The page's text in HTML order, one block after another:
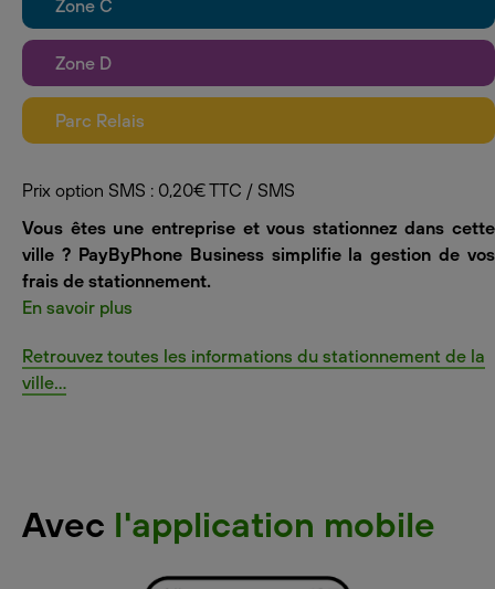
Zone C
Zone D
Parc Relais
Prix option SMS : 0,20€ TTC / SMS
Vous êtes une entreprise et vous stationnez dans cette
ville ? PayByPhone Business simplifie la gestion de vos
frais de stationnement.
En savoir plus
Retrouvez toutes les informations du stationnement de la
ville...
Avec l'application mobile